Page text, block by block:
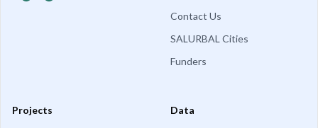
Contact Us
SALURBAL Cities
Funders
Projects Data